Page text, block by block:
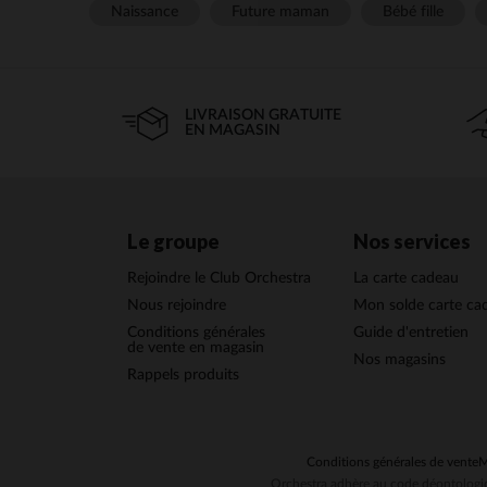
LIVRAISON GRATUITE
EN MAGASIN
Le groupe
Rejoindre le Club Orchestra
Nous rejoindre
Conditions générales
de vente en magasin
Rappels produits
Nos services
La carte cadeau
Mon solde carte
Guide d'entretien
Nos magasins
Conditions générales de vente